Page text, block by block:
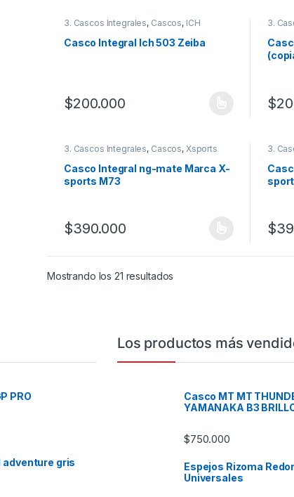
3. Cascos Integrales, Cascos, ICH
Casco Integral Ich 503 Zeiba
$200.000
Este producto tiene múltiples variantes. Las
3.
$
Este
3. Cascos Integrales, Cascos, Xsports
Casco Integral ng-mate Marca X-
sports M73
$390.000
Este producto tiene múltiples variantes. Las
3.
$
Este
Mostrando los 21 resultados
PRO
adventure gris
Los productos más
Casco MT MT
YAMANAKA B3
$750.000
Espejos Rizoma
Universales